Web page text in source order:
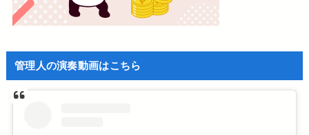
管理人の演奏動画はこちら